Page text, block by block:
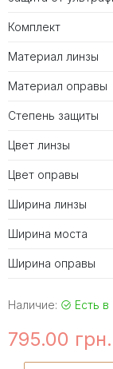
Комплект
Материал линзы
Материал оправы
Степень защиты
Цвет линзы
Цвет оправы
Ширина линзы
Ширина моста
Ширина оправы
Наличие: Есть в
795.00 грн.